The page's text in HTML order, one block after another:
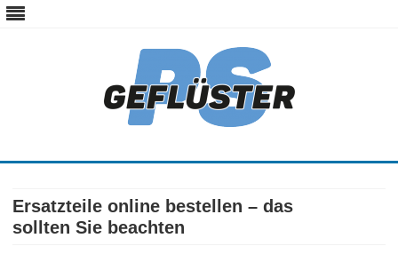
Skip
content
Ersatzteile online bestellen – das
sollten Sie beachten